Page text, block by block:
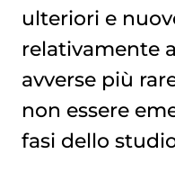
ulteriori e
relativamente
avverse più
non essere
fasi dello